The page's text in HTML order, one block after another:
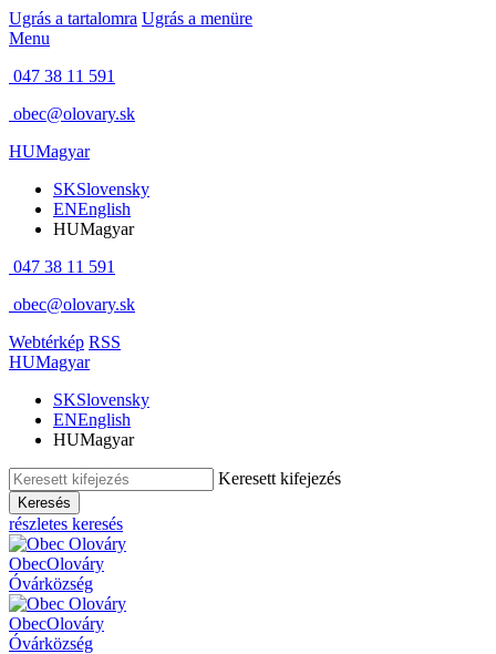
Ugrás a tartalomra Ugrás a menüre
Menu
047 38 11 591
obec@olovary.sk
HUMagyar
SKSlovensky
ENEnglish
HUMagyar
047 38 11 591
obec@olovary.sk
Webtérkép RSS
HUMagyar
SKSlovensky
ENEnglish
HUMagyar
Keresett kifejezés
Keresés
részletes keresés
ObecOlováry
Óvárközség
ObecOlováry
Óvárközség